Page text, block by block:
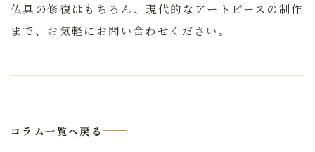
仏具の修復はもちろん、現代的なアートピースの制作
まで、お気軽にお問い合わせください。
コラム一覧へ戻る